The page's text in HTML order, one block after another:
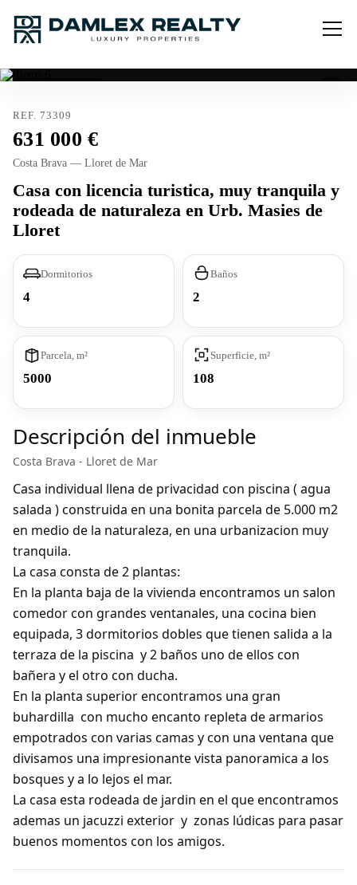
REF. 73309
631 000
Costa Brava — Lloret de Mar
Casa con licencia turistica, muy tranquila y
rodeada de naturaleza en Urb. Masies de
Lloret
Dormitorios
4
Baños
2
Parcela, m²
5000
Superficie, m²
108
Descripción del inmueble
Costa Brava - Lloret de Mar
Casa individual llena de privacidad con piscina ( agua
salada ) construida en una bonita parcela de 5.000 m2
en medio de la naturaleza, en una urbanizacion muy
tranquila.
La casa consta de 2 plantas:
En la planta baja de la vivienda encontramos un salon
comedor con grandes ventanales, una cocina bien
equipada, 3 dormitorios dobles que tienen salida a la
terraza de la piscina y 2 baños uno de ellos con
bañera y el otro con ducha.
En la planta superior encontramos una gran
buhardilla con mucho encanto repleta de armarios
empotrados con varias camas y con una ventana que
divisamos una impresionante vista panoramica a los
bosques y a lo lejos el mar.
La casa esta rodeada de jardin en el que encontramos
ademas un jacuzzi exterior y zonas lúdicas para pasar
buenos momentos con los amigos.